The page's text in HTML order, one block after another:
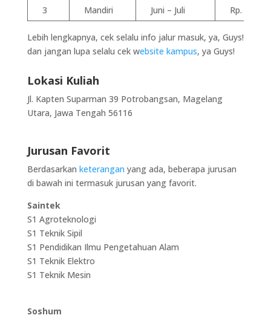
3 Mandiri Juni – Juli Rp.
Lebih lengkapnya, cek selalu info jalur masuk, ya, Guys!
dan jangan lupa selalu cek website kampus, ya Guys!
Lokasi Kuliah
Jl. Kapten Suparman 39 Potrobangsan, Magelang
Utara, Jawa Tengah 56116
Jurusan Favorit
Berdasarkan keterangan yang ada, beberapa jurusan
di bawah ini termasuk jurusan yang favorit.
Saintek
S1 Agroteknologi
S1 Teknik Sipil
S1 Pendidikan Ilmu Pengetahuan Alam
S1 Teknik Elektro
S1 Teknik Mesin
Soshum